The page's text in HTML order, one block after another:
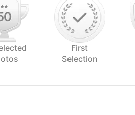
First
Selection